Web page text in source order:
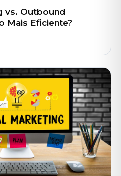
vs. Outbound
Mais Eficiente?